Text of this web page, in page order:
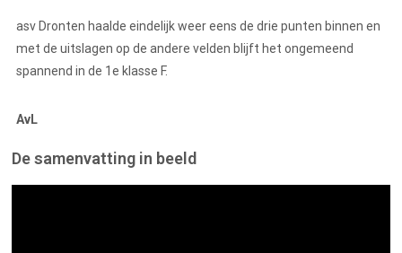
asv Dronten haalde eindelijk weer eens de drie punten binnen en
met de uitslagen op de andere velden blijft het ongemeend
spannend in de 1e klasse F.
AvL
De samenvatting in beeld